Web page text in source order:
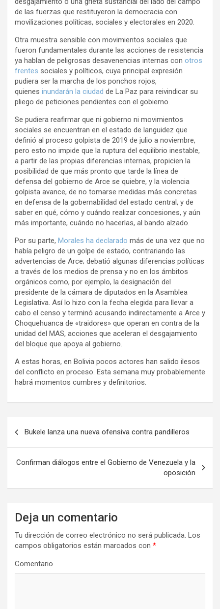
de las fuerzas que restituyeron la democracia con
movilizaciones políticas, sociales y electorales en 2020.
Otra muestra sensible con movimientos sociales que
fueron fundamentales durante las acciones de resistencia
ya hablan de peligrosas desavenencias internas con otros
frentes sociales y políticos, cuya principal expresión
pudiera ser la marcha de los ponchos rojos,
quienes inundarán la ciudad de La Paz para reivindicar su
pliego de peticiones pendientes con el gobierno.
Se pudiera reafirmar que ni gobierno ni movimientos
sociales se encuentran en el estado de languidez que
definió al proceso golpista de 2019 de julio a noviembre,
pero esto no impide que la ruptura del equilibrio inestable,
a partir de las propias diferencias internas, propicien la
posibilidad de que más pronto que tarde la línea de
defensa del gobierno de Arce se quiebre, y la violencia
golpista avance, de no tomarse medidas más concretas
en defensa de la gobernabilidad del estado central, y de
saber en qué, cómo y cuándo realizar concesiones, y aún
más importante, cuándo no hacerlas, al bando alzado.
Por su parte, Morales ha declarado más de una vez que no
había peligro de un golpe de estado, contrariando las
advertencias de Arce; debatió algunas diferencias políticas
a través de los medios de prensa y no en los ámbitos
orgánicos como, por ejemplo, la designación del
presidente de la cámara de diputados en la Asamblea
Legislativa. Así lo hizo con la fecha elegida para llevar a
cabo el censo y terminó acusando indirectamente a Arce y
Choquehuanca de «traidores» que operan en contra de la
unidad del MAS, acciones que aceleran el desgajamiento
del bloque que apoya al gobierno.
A estas horas, en Bolivia pocos actores han salido ilesos
del conflicto en proceso. Esta semana muy probablemente
habrá momentos cumbres y definitorios.
g
Bukele lanza una nueva ofensiva contra pandilleros
Confirman diálogos entre el Gobierno de Venezuela y la
oposición
Deja un comentario
Tu dirección de correo electrónico no será publicada. Los
campos obligatorios están marcados con *
Comentario